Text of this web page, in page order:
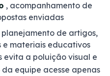
, acompanhamento de
enviadas
planejamento de artigos,
e materiais educativos
evita a poluição visual e
equipe acesse apenas